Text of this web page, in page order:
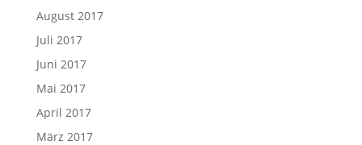
August 2017
Juli 2017
Juni 2017
Mai 2017
April 2017
März 2017